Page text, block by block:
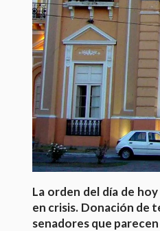
La orden del día de
en crisis. Donación de
senadores que